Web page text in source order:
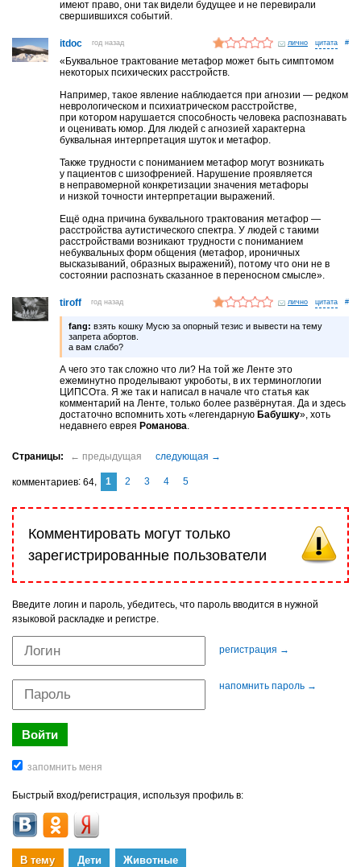
имеют право, они так видели будущее и не перевирали
свершившихся событий.
itdoc год назад лично #
«Буквальное трактование метафор может быть симптомом
некоторых психических расстройств.
Например, такое явление наблюдается при агнозии — редком
неврологическом и психиатрическом расстройстве,
при котором нарушается способность человека распознавать
и оценивать юмор. Для людей с агнозией характерна
буквальная интерпретация шуток и метафор.
Также трудности с пониманием метафор могут возникать
у пациентов с шизофренией. Нарушение проявляется
в неправомерной конкретизации значения метафоры
и низкой точности интерпретации выражений.
Ещё одна причина буквального трактования метафор —
расстройства аутистического спектра. У людей с такими
расстройствами возникают трудности с пониманием
небуквальных форм общения (метафор, ироничных
высказываний, образных выражений), потому что они не в
состоянии распознать сказанное в переносном смысле».
tiroff год назад лично #
fang: взять кошку Мусю за опорный тезис и вывести на тему
запрета абортов.
а вам слабо?
А чего это так сложно что ли? На той же Ленте это
ежеминутно проделывают укроботы, в их терминоглогии
ЦИПСОта. Я же так и написал в начале что статья как
комментарий на Ленте, только более развёрнутая. Да и здесь
достаточно вспомнить хоть «легендарную Бабушку», хоть
недавнего еврея Романова.
комментариев 64 1 2 3 4 5
Комментировать могут только
зарегистрированные пользователи
Введите логин и пароль, убедитесь, что пароль вводится в нужной
языковой раскладке и регистре.
регистрация →
напомнить пароль →
Быстрый вход/регистрация, используя профиль в:
В тему Дети Животные